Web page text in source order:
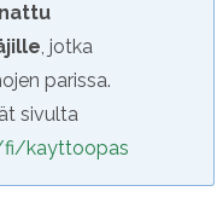
, jotka
parissa.
sivulta
kayttoopas